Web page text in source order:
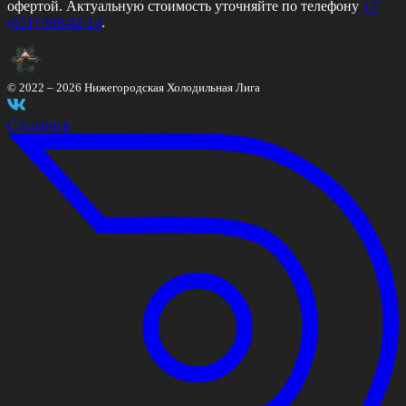
офертой. Актуальную стоимость уточняйте по телефону +7
(951) 908-42-13.
© 2022 – 2026 Нижегородская Холодильная Лига
Сделано в